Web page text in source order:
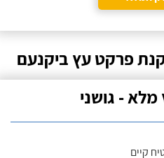
פרקט עץ ביקנעם
- גושני
קיים